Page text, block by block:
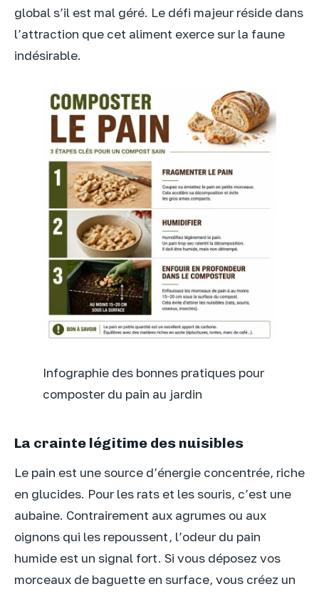
global s’il est mal géré. Le défi majeur réside dans
l’attraction que cet aliment exerce sur la faune
indésirable.
Infographie des bonnes pratiques pour
composter du pain au jardin
La crainte légitime des nuisibles
Le pain est une source d’énergie concentrée, riche
en glucides. Pour les rats et les souris, c’est une
aubaine. Contrairement aux agrumes ou aux
oignons qui les repoussent, l’odeur du pain
humide est un signal fort. Si vous déposez vos
morceaux de baguette en surface, vous créez un